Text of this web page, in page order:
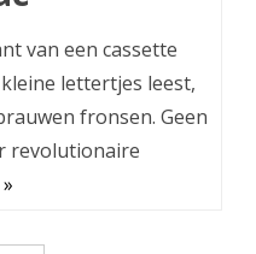
van een cassette
lettertjes leest,
fronsen. Geen
revolutionaire